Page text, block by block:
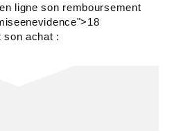
ligne son remboursement
son achat :